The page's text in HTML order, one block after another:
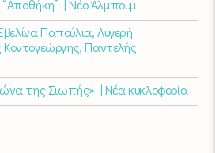
“Αποθήκη” | Νέο Άλμπουμ
Παπούλια, Λυγερή
Παντελής
της Σιωπής» | Νέα κυκλοφορία